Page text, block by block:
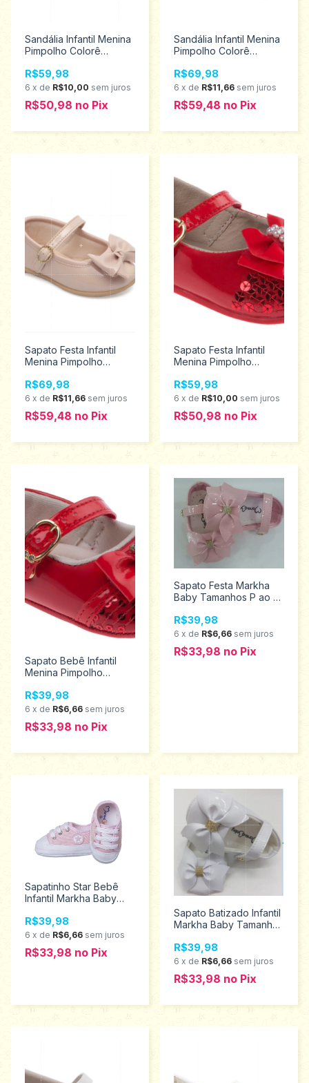
Sandália Infantil Menina
Pimpolho Colorê
34421
R$59,98
6 x de R$10,00 sem juros
R$50,98 no Pix
Sandália Infantil Menina
Pimpolho Colorê
34519
R$69,98
6 x de R$11,66 sem juros
R$59,48 no Pix
Sapato Festa Infantil
Menina Pimpolho
120188
R$69,98
6 x de R$11,66 sem juros
R$59,48 no Pix
Sapato Festa Infantil
Menina Pimpolho
26359
R$59,98
6 x de R$10,00 sem juros
R$50,98 no Pix
Sapato Bebê Infantil
Menina Pimpolho
R$39,98
6 x de R$6,66 sem juros
R$33,98 no Pix
Sapato Festa Markha
Baby Tamanhos P ao g
R$39,98
6 x de R$6,66 sem juros
R$33,98 no Pix
Sapatinho Star Bebê
Infantil Markha Baby
R$39,98
6 x de R$6,66 sem juros
R$33,98 no Pix
Sapato Batizado Infantil
Markha Baby Tamanhos
R$39,98
6 x de R$6,66 sem juros
R$33,98 no Pix